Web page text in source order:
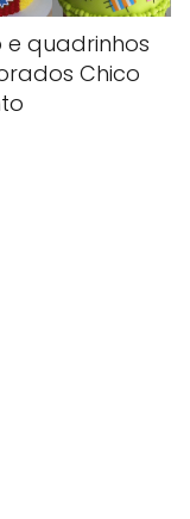
quadrinhos
Chico